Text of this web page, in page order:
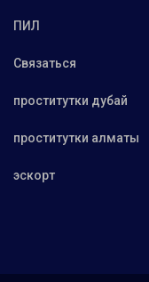
ПИЛ
Связаться
проститутки дубай
проститутки алматы
эскорт